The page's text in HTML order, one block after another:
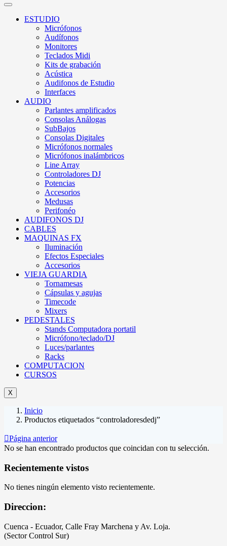
ESTUDIO
Micrófonos
Audífonos
Monitores
Teclados Midi
Kits de grabación
Acústica
Audifonos de Estudio
Interfaces
AUDIO
Parlantes amplificados
Consolas Análogas
SubBajos
Consolas Digitales
Micrófonos normales
Micrófonos inalámbricos
Line Array
Controladores DJ
Potencias
Accesorios
Medusas
Perifonéo
AUDIFONOS DJ
CABLES
MAQUINAS FX
Iluminación
Efectos Especiales
Accesorios
VIEJA GUARDIA
Tornamesas
Cápsulas y agujas
Timecode
Mixers
PEDESTALES
Stands Computadora portatil
Micrófono/teclado/DJ
Luces/parlantes
Racks
COMPUTACION
CURSOS
X
Inicio
Productos etiquetados “controladoresdedj”
Página anterior
No se han encontrado productos que coincidan con tu selección.
Recientemente vistos
No tienes ningún elemento visto recientemente.
Direccion:
Cuenca - Ecuador, Calle Fray Marchena y Av. Loja.
(Sector Control Sur)